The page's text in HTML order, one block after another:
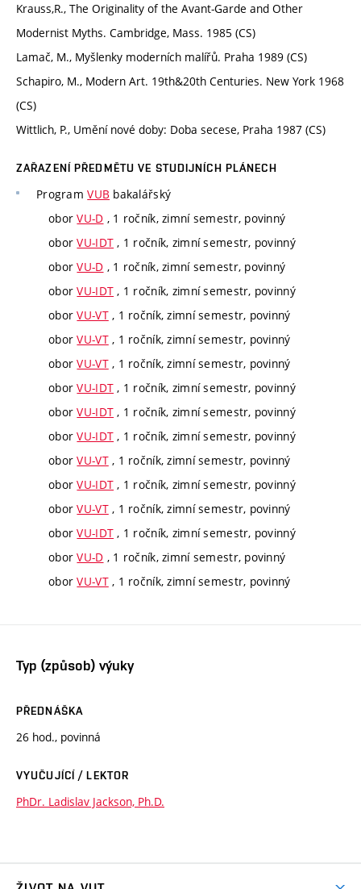
Krauss,R., The Originality of the Avant-Garde and Other
Modernist Myths. Cambridge, Mass. 1985 (CS)
Lamač, M., Myšlenky moderních malířů. Praha 1989 (CS)
Schapiro, M., Modern Art. 19th&20th Centuries. New York 1968
(CS)
Wittlich, P., Umění nové doby: Doba secese, Praha 1987 (CS)
ZAŘAZENÍ PŘEDMĚTU VE STUDIJNÍCH PLÁNECH
ProgramVUB bakalářský
oborVU-D , 1 ročník, zimní semestr, povinný
oborVU-IDT , 1 ročník, zimní semestr, povinný
oborVU-D , 1 ročník, zimní semestr, povinný
oborVU-IDT , 1 ročník, zimní semestr, povinný
oborVU-VT, 1 ročník, zimní semestr, povinný
oborVU-VT, 1 ročník, zimní semestr, povinný
oborVU-VT, 1 ročník, zimní semestr, povinný
oborVU-IDT , 1 ročník, zimní semestr, povinný
oborVU-IDT , 1 ročník, zimní semestr, povinný
oborVU-IDT , 1 ročník, zimní semestr, povinný
oborVU-VT, 1 ročník, zimní semestr, povinný
oborVU-IDT , 1 ročník, zimní semestr, povinný
oborVU-VT, 1 ročník, zimní semestr, povinný
oborVU-IDT , 1 ročník, zimní semestr, povinný
oborVU-D , 1 ročník, zimní semestr, povinný
oborVU-VT, 1 ročník, zimní semestr, povinný
Typ (způsob) výuky
PŘEDNÁŠKA
26 hod., povinná
VYUČUJÍCÍ / LEKTOR
PhDr. Ladislav Jackson, Ph.D.